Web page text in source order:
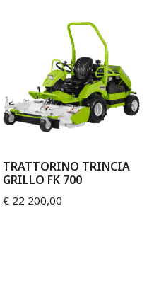
TRATTORINO TRINCIA
GRILLO FK 700
€ 22 200,00